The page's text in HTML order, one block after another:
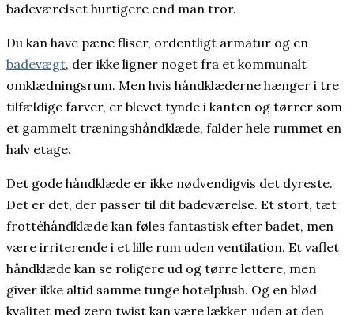
badeværelset hurtigere end man tror.
Du kan have pæne fliser, ordentligt armatur og en
badevægt, der ikke ligner noget fra et kommunalt
omklædningsrum. Men hvis håndklæderne hænger i tre
tilfældige farver, er blevet tynde i kanten og tørrer som
et gammelt træningshåndklæde, falder hele rummet en
halv etage.
Det gode håndklæde er ikke nødvendigvis det dyreste.
Det er det, der passer til dit badeværelse. Et stort, tæt
frottéhåndklæde kan føles fantastisk efter badet, men
være irriterende i et lille rum uden ventilation. Et vaflet
håndklæde kan se roligere ud og tørre lettere, men
giver ikke altid samme tunge hotelplush. Og en blød
kvalitet med zero twist kan være lækker, uden at den